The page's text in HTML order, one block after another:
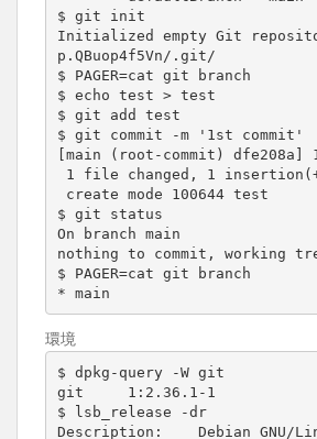
$ git init
Initialized empty Git
p.QBuop4f5Vn/.git/
$ PAGER=cat git branch
$ echo test > test
$ git add test
$ git commit -m '1st commit'
[main (root-commit) dfe208a]
$ git status
On branch main
nothing to commit, working
$ PAGER=cat git branch
* main
環境
$ dpkg-query -W git
git     1:2.36.1-1
$ lsb_release -dr
Description:    Debian GNU/